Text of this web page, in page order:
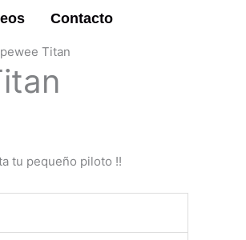
Contacto
Titan
tu pequeño piloto !!